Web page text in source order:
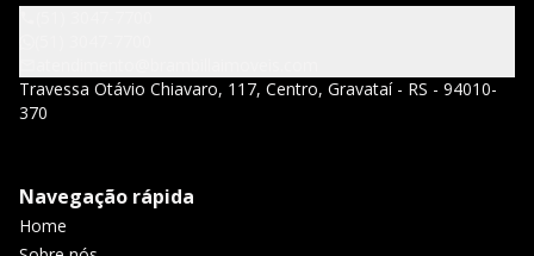
Travessa Otávio Chiavaro, 117, Centro, Gravataí - RS - 94010-
370
Navegação rápida
Home